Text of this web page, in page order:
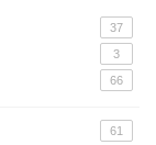
37
3
66
61